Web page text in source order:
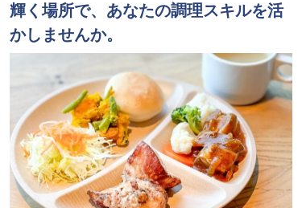
輝く場所で、あなたの調理スキルを活
かしませんか。